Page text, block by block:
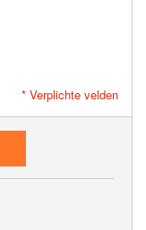
* Verplichte velden